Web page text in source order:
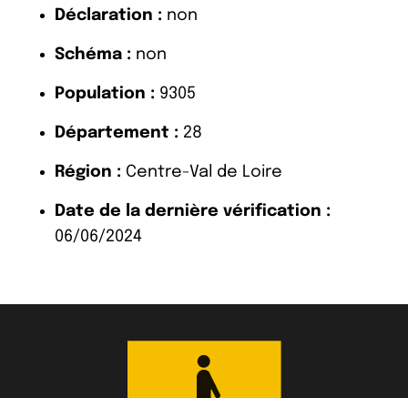
Déclaration : non
Schéma : non
Population : 9305
Département : 28
Région : Centre-Val de Loire
Date de la dernière vérification :
06/06/2024